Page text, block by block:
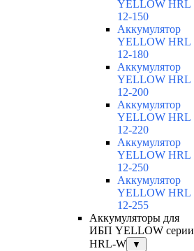
YELLOW HRL
12-150
Аккумулятор
YELLOW HRL
12-180
Аккумулятор
YELLOW HRL
12-200
Аккумулятор
YELLOW HRL
12-220
Аккумулятор
YELLOW HRL
12-250
Аккумулятор
YELLOW HRL
12-255
Аккумуляторы для
ИБП YELLOW серии
HRL-W
▼